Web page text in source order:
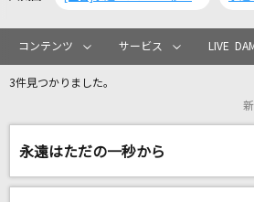
カラオケリクエ
リアルタイムで歌われてい
[生音]言って。
コンテンツ サービス LIVE
3件見つかりました。
永遠はただの一秒から